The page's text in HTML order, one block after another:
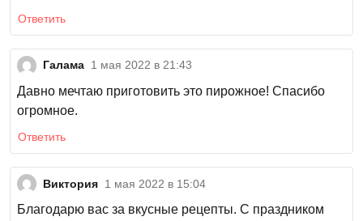
Ответить
Галама 1 мая 2022 в 21:43
Давно мечтаю приготовить это пирожное! Спасибо
огромное.
Ответить
Виктория 1 мая 2022 в 15:04
Благодарю вас за вкусные рецепты. С праздником